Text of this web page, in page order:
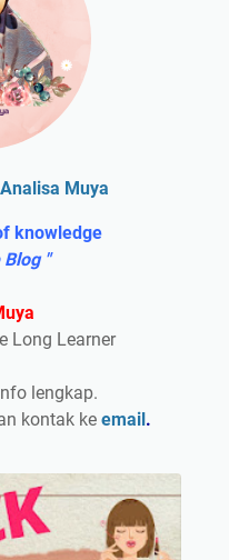
Analisa Muya
knowledge
"
Long Learner
lengkap.
kontak ke email.